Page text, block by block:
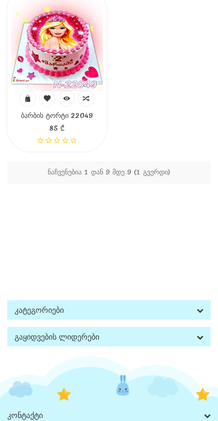
Ბარბის Ტორტი 22049
85 ₾
ნაჩვენებია 1 დან 9 მდე 9 (1 გვერდი)
Კატეგორიები
Გაყიდვების Ლიდერები
Კონტაქტი